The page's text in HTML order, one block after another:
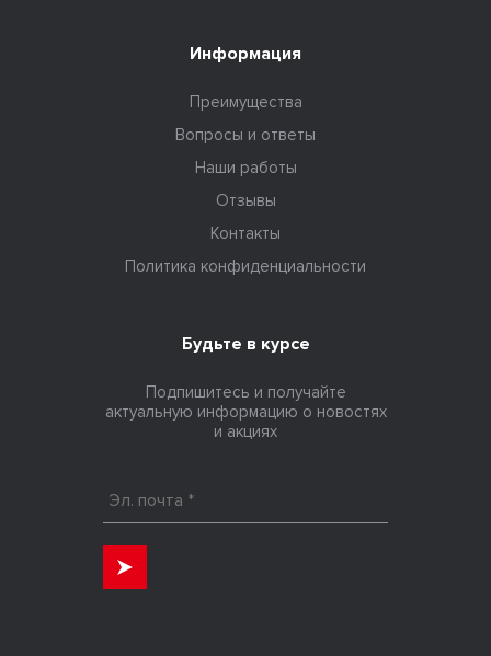
Информация
Преимущества
Вопросы и ответы
Наши работы
Отзывы
Контакты
Политика конфиденциальности
Будьте в курсе
Подпишитесь и получайте
актуальную информацию о новостях
и акциях